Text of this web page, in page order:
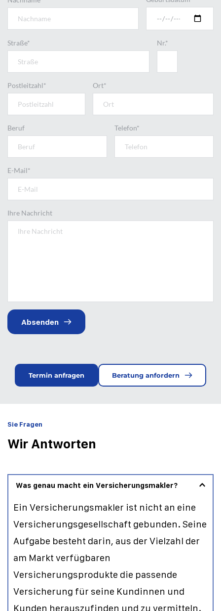
Straße* Nr.*
Postleitzahl* Ort*
Beruf Telefon*
E-Mail*
Ihre Nachricht
Absenden
Termin anfragen Beratung anfordern
Sie Fragen
Wir Antworten
Was genau macht ein Versicherungsmakler?
Ein Versicherungsmakler ist nicht an eine
Versicherungsgesellschaft gebunden. Seine
Aufgabe besteht darin, aus der Vielzahl der
am Markt verfügbaren
Versicherungsprodukte die passende
Versicherung für seine Kundinnen und
Kunden herauszufinden und zu vermitteln.